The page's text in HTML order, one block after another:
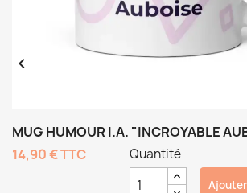

MUG HUMOUR I.A. "INCROYABLE
14,90 €TTC Quantité